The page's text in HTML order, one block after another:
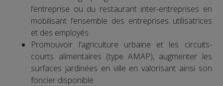
l’entreprise ou du restaurant inter-entreprises en
mobilisant l’ensemble des entreprises utilisatrices
et des employés
Promouvoir l’agriculture urbaine et les circuits-
courts alimentaires (type AMAP), augmenter les
surfaces jardinées en ville en valorisant ainsi son
foncier disponible